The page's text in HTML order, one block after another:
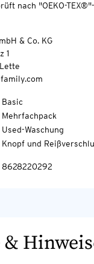
nach "OEKO-
& Co. KG
1
Basic
Mehrfachpack
Used-Waschung
Knopf und
8628220292